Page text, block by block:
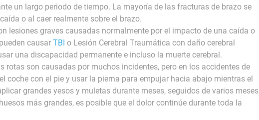
un largo periodo de tiempo. La mayoría de las fracturas de brazo se
o al caer realmente sobre el brazo.
lesiones graves causadas normalmente por el impacto de una caída o
causar TBI o Lesión Cerebral Traumática con daño cerebral
una discapacidad permanente e incluso la muerte cerebral.
rotas son causadas por muchos incidentes, pero en los accidentes de
coche con el pie y usar la pierna para empujar hacia abajo mientras el
grandes yesos y muletas durante meses, seguidos de varios meses
más grandes, es posible que el dolor continúe durante toda la